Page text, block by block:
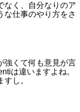
なく、自分なりのア
な仕事のやり方をさ
強くて何も意見が言
は違いますよね。
し。